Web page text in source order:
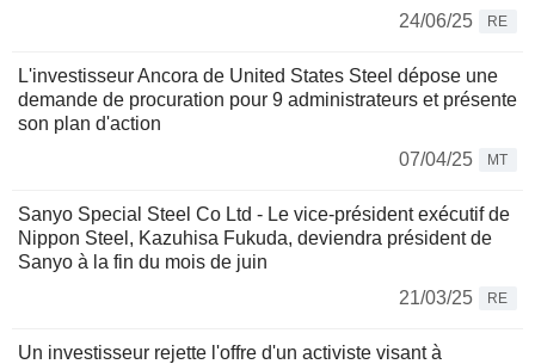
24/06/25
RE
L'investisseur Ancora de United States Steel dépose une
demande de procuration pour 9 administrateurs et présente
son plan d'action
07/04/25
MT
Sanyo Special Steel Co Ltd - Le vice-président exécutif de
Nippon Steel, Kazuhisa Fukuda, deviendra président de
Sanyo à la fin du mois de juin
21/03/25
RE
Un investisseur rejette l'offre d'un activiste visant à